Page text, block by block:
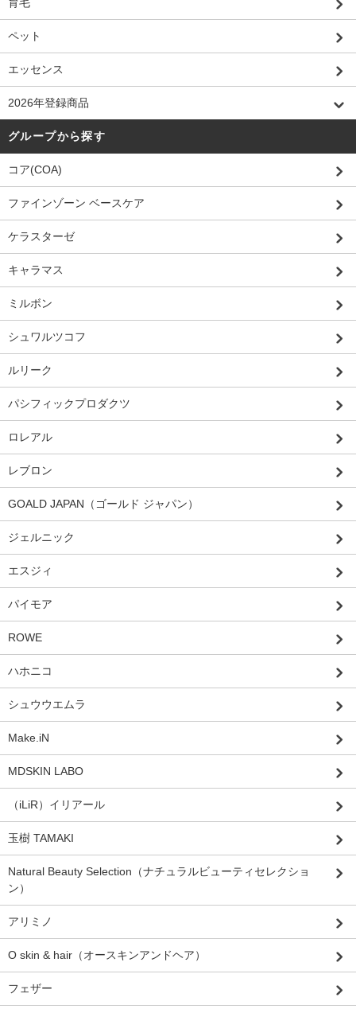
ペット
エッセンス
2026年登録商品
グループから探す
コア(COA)
ファインゾーン ベースケア
ケラスターゼ
キャラマス
ミルボン
シュワルツコフ
ルリーク
パシフィックプロダクツ
ロレアル
レブロン
GOALD JAPAN（ゴールド ジャパン）
ジェルニック
エスジィ
パイモア
ROWE
ハホニコ
シュウウエムラ
Make.iN
MDSKIN LABO
（iLiR）イリアール
玉樹 TAMAKI
Natural Beauty Selection（ナチュラルビューティセレクショ
ン）
アリミノ
O skin & hair（オースキンアンドヘア）
フェザー